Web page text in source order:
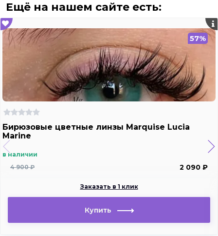
Ещё на нашем сайте есть:
57%
Бирюзовые цветные линзы Marquise Lucia
Marine
в наличии
4 900 ₽
2 090 ₽
Заказать в 1 клик